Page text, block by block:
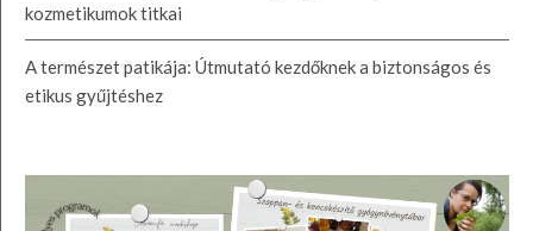
kozmetikumok titkai
A természet patikája: Útmutató kezdőknek a biztonságos és
etikus gyűjtéshez